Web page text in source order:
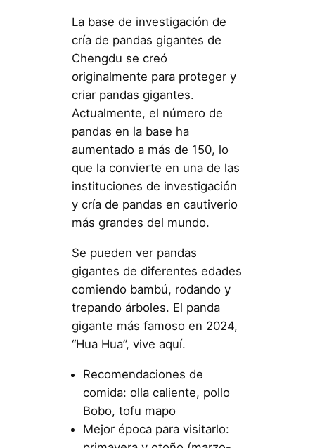
La base de investigación de
cría de pandas gigantes de
Chengdu se creó
originalmente para proteger y
criar pandas gigantes.
Actualmente, el número de
pandas en la base ha
aumentado a más de 150, lo
que la convierte en una de las
instituciones de investigación
y cría de pandas en cautiverio
más grandes del mundo.
Se pueden ver pandas
gigantes de diferentes edades
comiendo bambú, rodando y
trepando árboles. El panda
gigante más famoso en 2024,
“Hua Hua”, vive aquí.
Recomendaciones de
comida: olla caliente, pollo
Bobo, tofu mapo
Mejor época para visitarlo: